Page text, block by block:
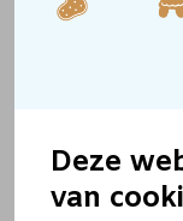
Deze
van